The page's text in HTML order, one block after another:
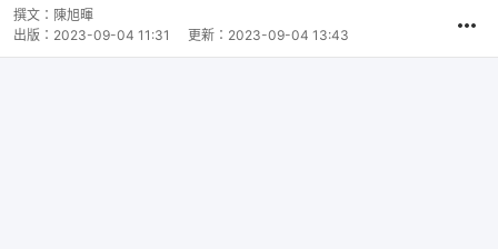
撰文： 陳旭暉
出版： 2023-09-04 11:31 更新： 2023-09-04 13:43